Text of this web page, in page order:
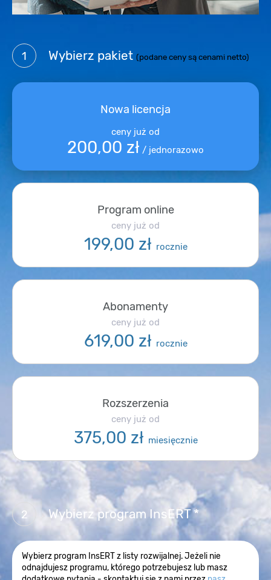
1 Wybierz pakiet (podane ceny są cenami netto)
Nowa licencja
ceny już od
200,00 zł / jednorazowo
Program online
ceny już od
199,00 zł rocznie
Abonamenty
ceny już od
619,00 zł rocznie
Rozszerzenia
ceny już od
375,00 zł miesięcznie
2 Wybierz program InsERT *
Wybierz program InsERT z listy rozwijalnej. Jeżeli nie
odnajdujesz programu, którego potrzebujesz lub masz